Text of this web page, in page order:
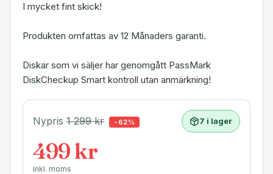
I mycket fint skick!
Produkten omfattas av 12 Månaders garanti.
Diskar som vi säljer har genomgått PassMark
DiskCheckup Smart kontroll utan anmärkning!
Nypris 1 299kr - 62% 7 i lager
499 kr
inkl. moms